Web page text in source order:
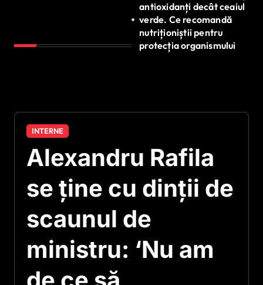
antioxidanți decât ceaiul
verde. Ce recomandă
nutriționiștii pentru
protecția organismului
INTERNE
Alexandru Rafila
se ține cu dinții de
scaunul de
ministru: ‘Nu am